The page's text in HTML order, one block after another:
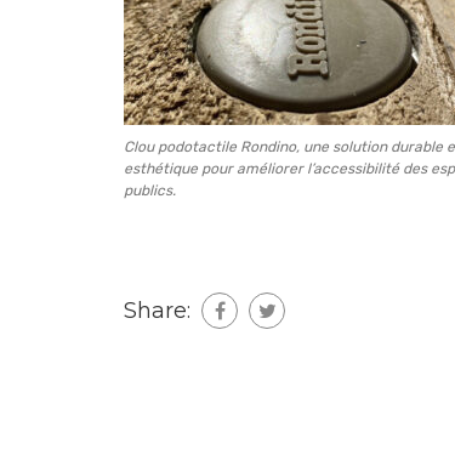
Clou podotactile Rondino, une solution durable
esthétique pour améliorer l’accessibilité des
publics.
Share: